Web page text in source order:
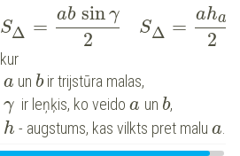
SΔ =
ab sinγ
2
SΔ =
aha
2
kur
a un bir trijstūra malas,
γ ir leņķis, ko veidoa un b,
h - augstums, kas vilkts pret malua